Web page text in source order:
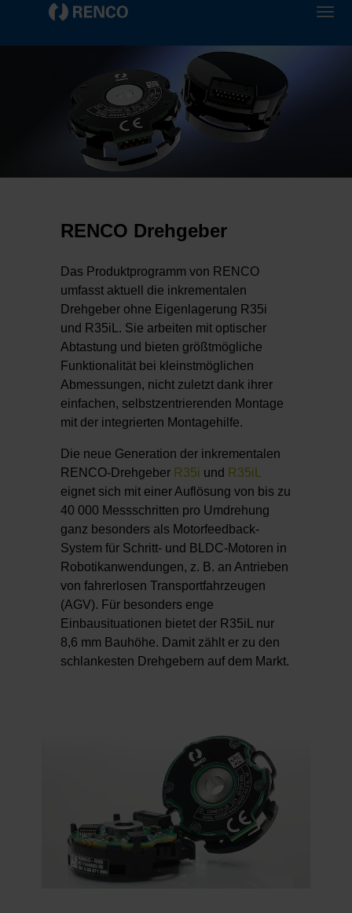
RENCO Drehgeber
Das Produktprogramm von RENCO
umfasst aktuell die inkrementalen
Drehgeber ohne Eigenlagerung R35i
und R35iL. Sie arbeiten mit optischer
Abtastung und bieten größtmögliche
Funktionalität bei kleinstmöglichen
Abmessungen, nicht zuletzt dank ihrer
einfachen, selbstzentrierenden Montage
mit der integrierten Montagehilfe.
Die neue Generation der inkrementalen
RENCO-Drehgeber R35i und R35iL
eignet sich mit einer Auflösung von bis zu
40 000 Messschritten pro Umdrehung
ganz besonders als Motorfeedback-
System für Schritt- und BLDC-Motoren in
Robotikanwendungen, z. B. an Antrieben
von fahrerlosen Transportfahrzeugen
(AGV). Für besonders enge
Einbausituationen bietet der R35iL nur
8,6 mm Bauhöhe. Damit zählt er zu den
schlankesten Drehgebern auf dem Markt.